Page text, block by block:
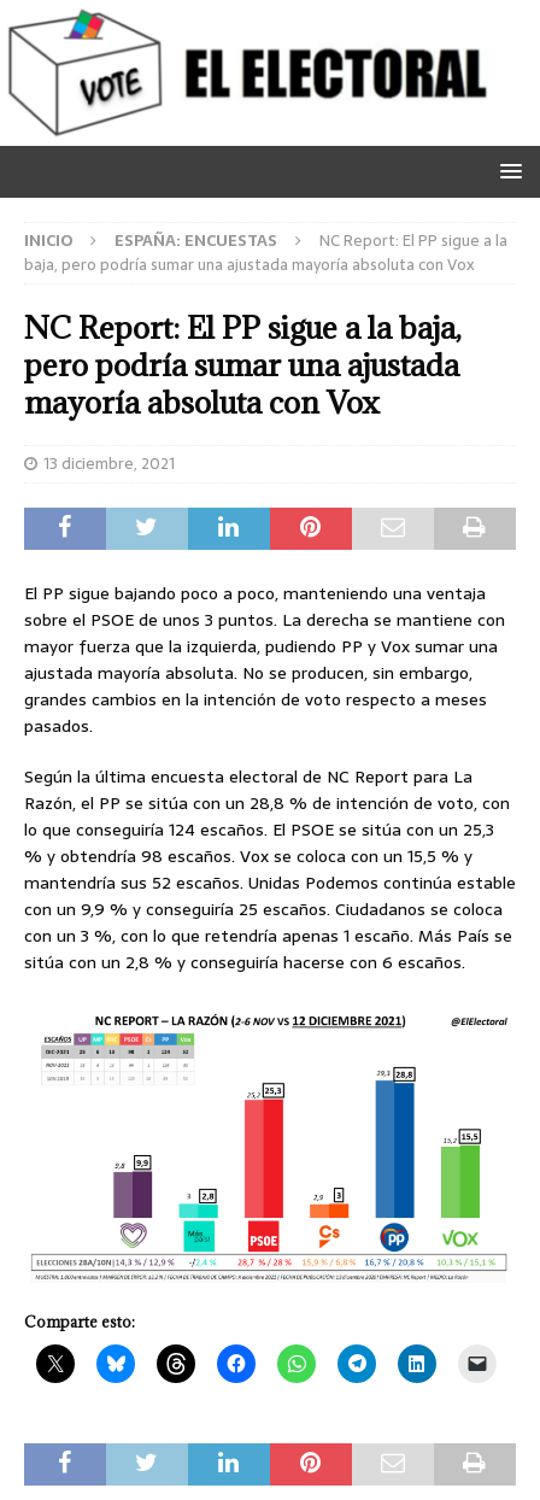
INICIO ESPAÑA: ENCUESTAS
NC Report: El PP sigue a la
baja, pero podría sumar una ajustada mayoría absoluta con Vox
NC Report: El PP sigue a la baja,
pero podría sumar una ajustada
mayoría absoluta con Vox
13 diciembre, 2021
El PP sigue bajando poco a poco, manteniendo una ventaja
sobre el PSOE de unos 3 puntos. La derecha se mantiene con
mayor fuerza que la izquierda, pudiendo PP y Vox sumar una
ajustada mayoría absoluta. No se producen, sin embargo,
grandes cambios en la intención de voto respecto a meses
pasados.
Según la última encuesta electoral de NC Report para La
Razón, el PP se sitúa con un 28,8 % de intención de voto, con
lo que conseguiría 124 escaños. El PSOE se sitúa con un 25,3
% y obtendría 98 escaños. Vox se coloca con un 15,5 % y
mantendría sus 52 escaños. Unidas Podemos continúa estable
con un 9,9 % y conseguiría 25 escaños. Ciudadanos se coloca
con un 3 %, con lo que retendría apenas 1 escaño. Más País se
sitúa con un 2,8 % y conseguiría hacerse con 6 escaños.
Comparte esto: